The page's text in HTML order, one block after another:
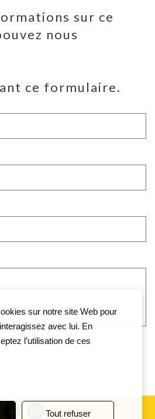
sur ce
nous
ce formulaire.
sur notre site Web pour
avec lui. En
l’utilisation de ces
Tout refuser